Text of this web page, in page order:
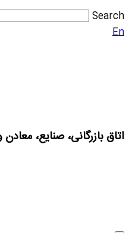
Search
En
اتاق بازرگانی، صنایع،